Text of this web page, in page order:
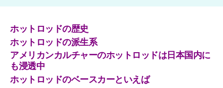
ホットロッドの歴史
ホットロッドの派生系
アメリカンカルチャーのホットロッドは日本国内に
も浸透中
ホットロッドのベースカーといえば